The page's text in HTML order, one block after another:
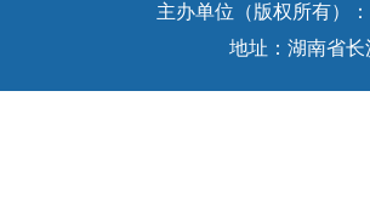
主办单位（版权所有）
地址：湖南省